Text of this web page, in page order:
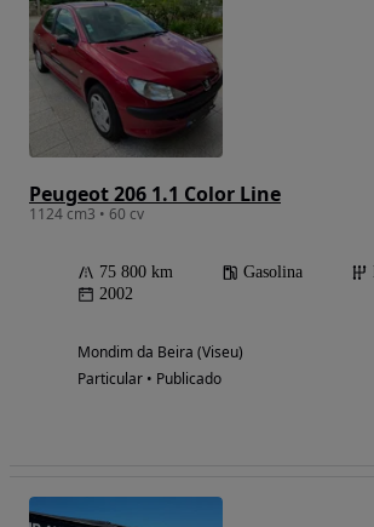
Peugeot 206 1.1 Color Line
1124 cm3 • 60 cv
75 800 km Gasolina
2002
Mondim da Beira (Viseu)
Particular • Publicado